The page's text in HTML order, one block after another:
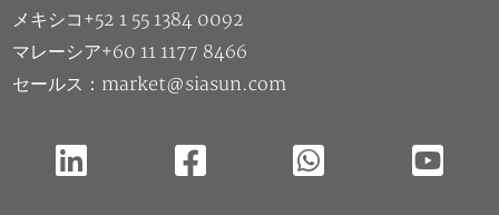
メキシコ+52 1 55 1384 0092
マレーシア+60 11 1177 8466
セールス：market@siasun.com